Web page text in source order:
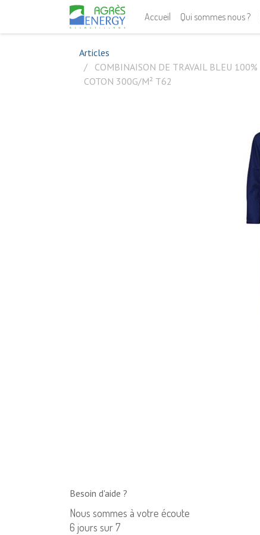
Accueil Qui sommes nous ?
Articles
COMBINAISON DE TRAVAIL BLEU 100%
COTON 300G/M² T62
Besoin d'aide ?
Nous sommes à votre écoute
6 jours sur 7